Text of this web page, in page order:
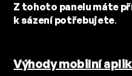
Z tohoto panelu máte
k sázení potřebujete.
Výhody mobilní